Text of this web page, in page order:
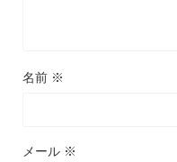
名前 ※
メール ※